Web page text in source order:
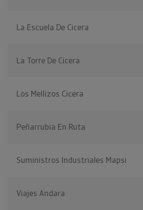
La Escuela De Cicera
La Torre De Cicera
Los Mellizos Cicera
Peñarrubia En Ruta
Suministros Industriales Mapsi
Viajes Andara